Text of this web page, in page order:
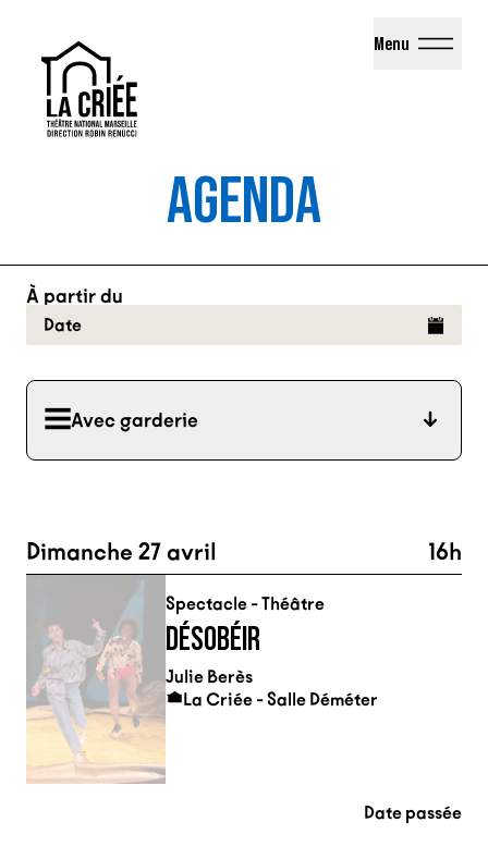
Menu
AGENDA
À partir du
Date
Avec garderie
Dimanche 27 avril 16h
Spectacle - Théâtre
DÉSOBÉIR
Julie Berès
La Criée - Salle Déméter
Date passée